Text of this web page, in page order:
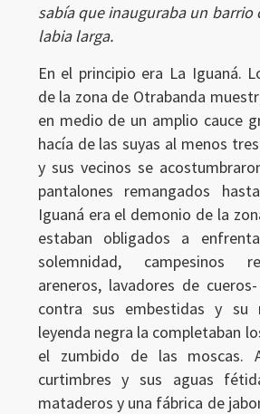
sabía que inauguraba un barrio
labia larga.
En el principio era La Iguaná.
de la zona de Otrabanda
en medio de un amplio cauce
hacía de las suyas al menos
y sus vecinos se
pantalones remangados
Iguaná era el demonio de la
estaban obligados a
solemnidad, campesinos
areneros, lavadores de
contra sus embestidas y su
leyenda negra la completaban
el zumbido de las moscas.
curtimbres y sus aguas
mataderos y una fábrica de